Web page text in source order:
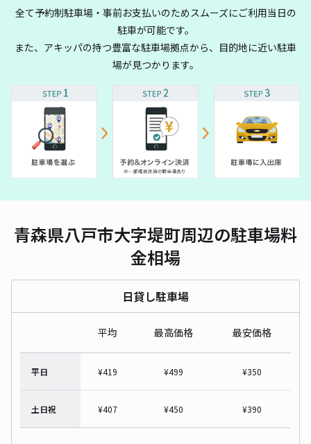
全て予約制駐車場・事前お支払いのためスムーズにご利用当日の
駐車が可能です。
また、アキッパの持つ豊富な駐車場拠点から、目的地に近い駐車
場が見つかります。
青森県八戸市大字堤町周辺の駐車場料
金相場
日貸し駐車場
平均 最高価格 最安価格
平日 ¥419 ¥499 ¥350
土日祝 ¥407 ¥450 ¥390